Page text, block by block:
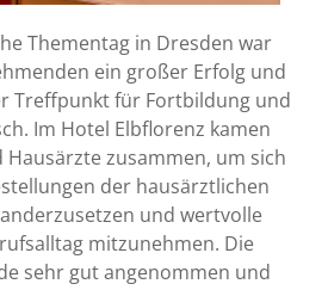
Thementag in Dresden war
ein großer Erfolg und
Treffpunkt für Fortbildung und
Im Hotel Elbflorenz kamen
zusammen, um sich
der hausärztlichen
und wertvolle
mitzunehmen. Die
sehr gut angenommen und